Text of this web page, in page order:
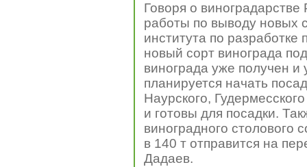
Говоря о
работы по выводу новых
института по
новый сорт винограда
винограда уже получен и
планируется начать
Наурского,
и готовы для посадки.
виноградного столового
в 140 т отправится на
Дадаев.